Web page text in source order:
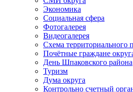
Экономика
Социальная сфера
Фотогалерея
Видеогалерея
Схема территориального
Почётные граждане
День Шпаковского района
Туризм
Дума округа
Контрольно счетный